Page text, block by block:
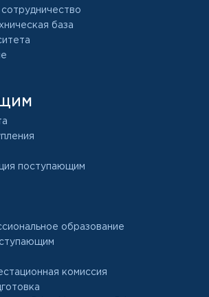
база
поступающим
образование
комиссия